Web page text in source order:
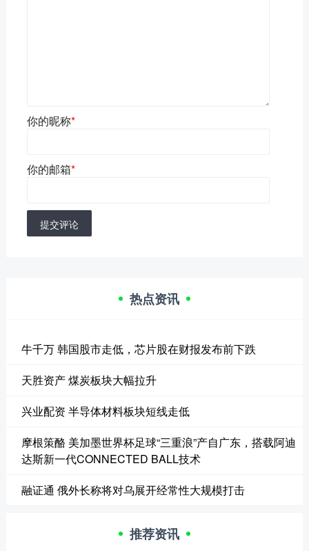
你的昵称*
你的邮箱*
提交评论
热点资讯
牛千万 韩国股市走低，芯片股在财报发布前下跌
天胜资产 煤炭板块大幅拉升
兴业配资 半导体材料板块短线走低
摩根策酪 美加墨世界杯足球“三重浪”产自广东，搭载阿迪
达斯新一代CONNECTED BALL技术
融证通 俄外长称将对乌展开经常性大规模打击
推荐资讯